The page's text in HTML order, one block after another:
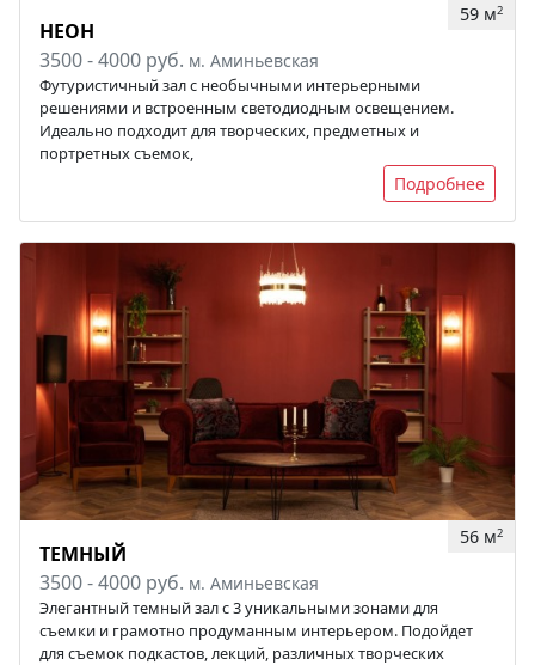
59 м2
НЕОН
3500 - 4000 руб. м. Аминьевская
Футуристичный зал с необычными интерьерными
решениями и встроенным светодиодным освещением.
Идеально подходит для творческих, предметных и
портретных съемок,
Подробнее
56 м2
ТЕМНЫЙ
3500 - 4000 руб. м. Аминьевская
Элегантный темный зал с 3 уникальными зонами для
съемки и грамотно продуманным интерьером. Подойдет
для съемок подкастов, лекций, различных творческих